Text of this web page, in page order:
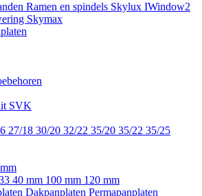
Ramen en spindels Skylux IWindow2
Skymax
SVK
27/18 30/20 32/22 35/20 35/22 35/25
40 mm 100 mm 120 mm
Dakpanplaten Permapanplaten